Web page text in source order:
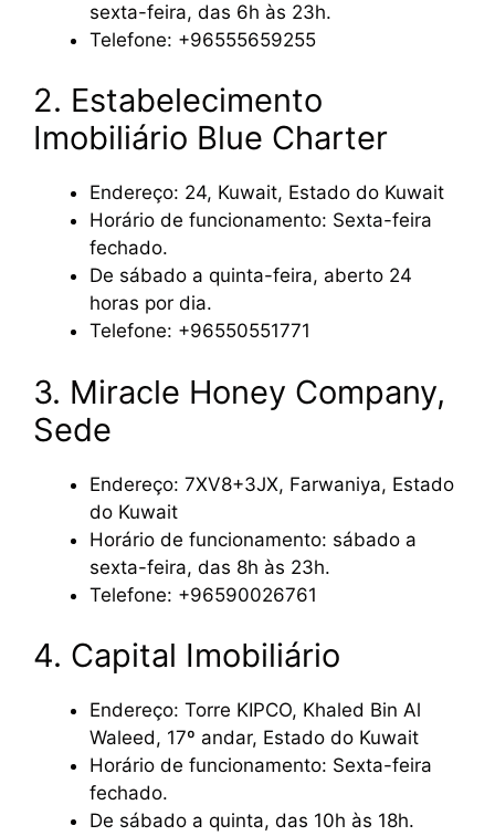
sexta-feira, das 6h às 23h.
Telefone: +96555659255
2. Estabelecimento
Imobiliário Blue Charter
Endereço: 24, Kuwait, Estado do Kuwait
Horário de funcionamento: Sexta-feira
fechado.
De sábado a quinta-feira, aberto 24
horas por dia.
Telefone: +96550551771
3. Miracle Honey Company,
Sede
Endereço: 7XV8+3JX, Farwaniya, Estado
do Kuwait
Horário de funcionamento: sábado a
sexta-feira, das 8h às 23h.
Telefone: +96590026761
4. Capital Imobiliário
Endereço: Torre KIPCO, Khaled Bin Al
Waleed, 17º andar, Estado do Kuwait
Horário de funcionamento: Sexta-feira
fechado.
De sábado a quinta, das 10h às 18h.